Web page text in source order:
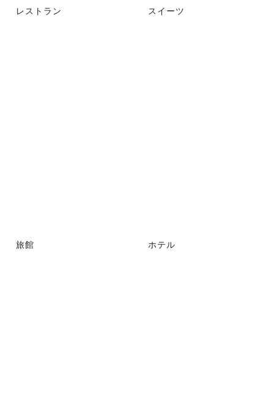
レストラン スイーツ
旅館 ホテル